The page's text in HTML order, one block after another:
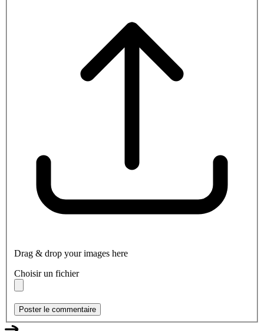
Drag & drop your images here
Choisir un fichier
Poster le commentaire